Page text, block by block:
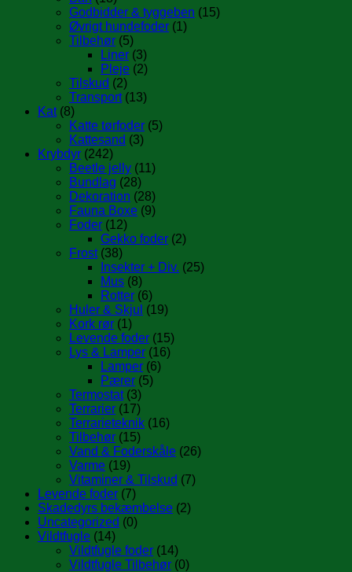
Godbidder & tyggeben (15)
Øvrigt hundefoder (1)
Tilbehør (5)
Liner (3)
Pleje (2)
Tilskud (2)
Transport (13)
Kat (8)
Katte tørfoder (5)
Kattesand (3)
Krybdyr (242)
Beetle jelly (11)
Bundlag (28)
Dekoration (28)
Fauna Boxe (9)
Foder (12)
Gekko foder (2)
Frost (38)
Insekter + Div. (25)
Mus (8)
Rotter (6)
Huler & Skjul (19)
Kork rør (1)
Levende foder (15)
Lys & Lamper (16)
Lamper (6)
Pærer (5)
Termostat (3)
Terrarier (17)
Terrarieteknik (16)
Tilbehør (15)
Vand & Foderskåle (26)
Varme (19)
Vitaminer & Tilskud (7)
Levende foder (7)
Skadedyrs bekæmbelse (2)
Uncategorized (0)
Vildtfugle (14)
Vildtfugle foder (14)
Vildtfugle Tilbehør (0)